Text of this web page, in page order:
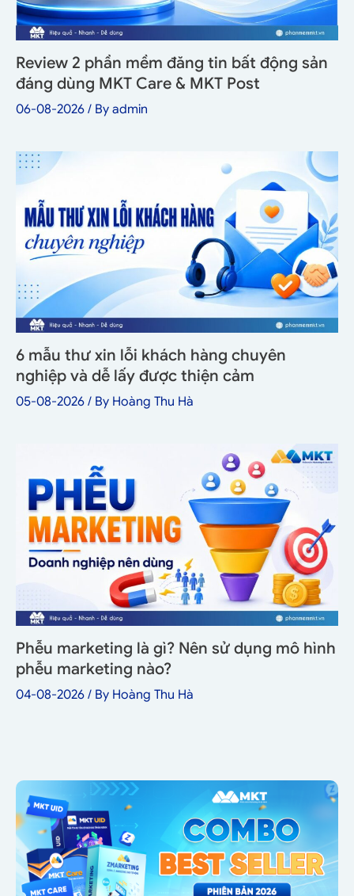
Review 2 phần mềm đăng tin bất động sản
đáng dùng MKT Care & MKT Post
06-08-2026 / By admin
6 mẫu thư xin lỗi khách hàng chuyên
nghiệp và dễ lấy được thiện cảm
05-08-2026 / By Hoàng Thu Hà
Phễu marketing là gì? Nên sử dụng mô hình
phễu marketing nào?
04-08-2026 / By Hoàng Thu Hà